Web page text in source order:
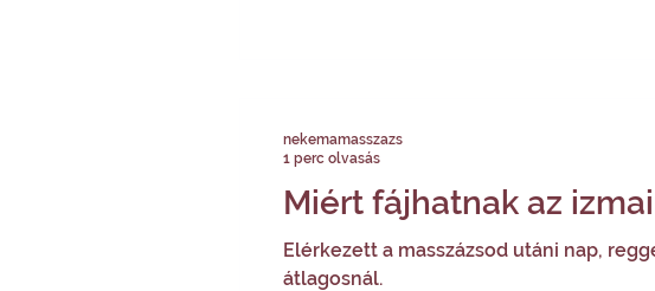
Miért fájhatnak az
Elérkezett a masszázsod utáni nap,
átlagosnál.
nekemamasszazs
1 perc olvasás